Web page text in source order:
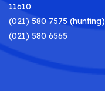
11610
(021) 580 7575 (hunting)
(021) 580 6565